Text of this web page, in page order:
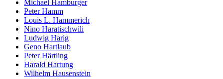
Michael Hamburger
Peter Hamm
Louis L. Hammerich
Nino Haratischwili
Ludwig Harig
Geno Hartlaub
Peter Härtling
Harald Hartung
Wilhelm Hausenstein